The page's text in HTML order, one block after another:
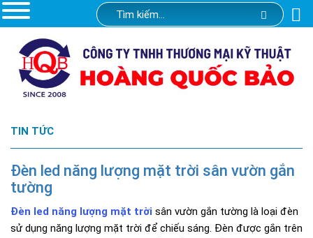
TIN TỨC
Đèn led năng lượng mặt trời sân vườn gắn
tường
Đèn led năng lượng mặt trời sân vườn gắn tường là loại đèn
sử dụng năng lượng mặt trời để chiếu sáng. Đèn được gắn trên